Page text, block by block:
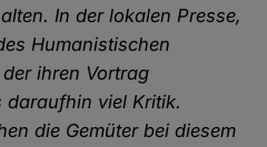
In der lokalen Presse,
Humanistischen
ihren Vortrag
viel Kritik.
die Gemüter bei diesem